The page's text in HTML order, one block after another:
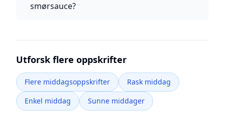
smørsauce?
Utforsk flere oppskrifter
Flere middagsoppskrifter
Rask middag
Enkel middag
Sunne middager